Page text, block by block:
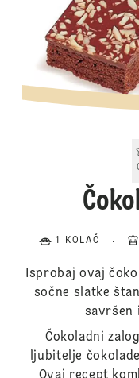
1 KOLAČ
Isprobaj ovaj
sočne slatke
savršen
Čokoladni
ljubitelje